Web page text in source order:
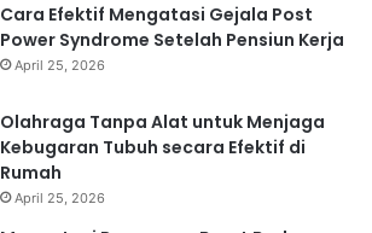
Cara Efektif Mengatasi Gejala Post
Power Syndrome Setelah Pensiun Kerja
April 25, 2026
Olahraga Tanpa Alat untuk Menjaga
Kebugaran Tubuh secara Efektif di
Rumah
April 25, 2026